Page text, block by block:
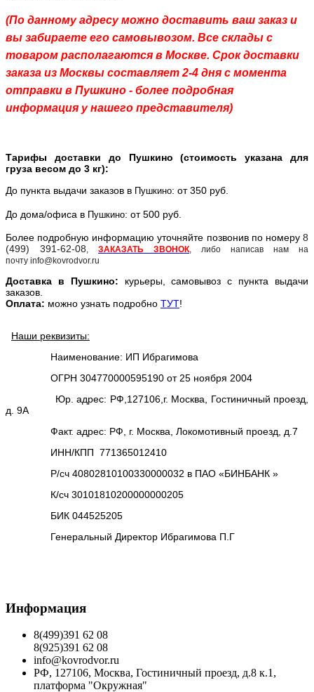
(По данному адресу можно доставить ваш заказ и
вы забираете его самовывозом. Все склады с
товаром располагаются в Москве. Срок доставки
заказа из Москвы составляет 2-4 дня с момента
отправки в Пушкино - более подробная
информация у нашего представителя)
Тарифы доставки до Пушкино (стоимость указана для
груза весом до 3 кг):
До пункта выдачи заказов в Пушкино: от 350 руб.
До дома/офиса в Пушкино: от 500 руб.
Более подробную информацию уточняйте позвонив по номеру 8
(499) 391-62-08, ЗАКАЗАТЬ ЗВОНОК, либо написав нам на
почту info@kovrodvor.ru
Доставка в Пушкино: курьеры, самовывоз с пункта выдачи
заказов.
Оплата: можно узнать подробно ТУТ!
Наши реквизиты:
Наименование: ИП Ибрагимова
ОГРН 304770000595190 от 25 ноября 2004
Юр. адрес: РФ,127106,г. Москва, Гостиничный проезд,
д. 9А
Факт. адрес: РФ, г. Москва, Локомотивный проезд, д.7
ИНН/КПП 771365012410
Р/сч 40802810100330000032 в ПАО «БИНБАНК »
К/сч 30101810200000000205
БИК 044525205
Генеральный Директор Ибрагимова П.Г
Информация
8(499)391 62 08
8(925)391 62 08
info@kovrodvor.ru
РФ, 127106, Москва, Гостиничный проезд, д.8 к.1,
платформа "Окружная"